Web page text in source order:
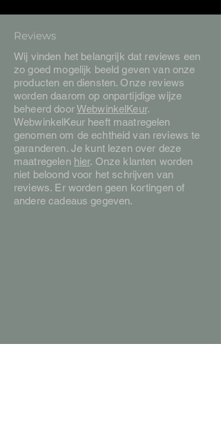
Reviews
Wij vinden het belangrijk dat reviews een
zo goed mogelijk beeld geven van onze
producten en diensten. Onze reviews
worden daarom op onpartijdige wijze
beheerd doorWebwinkelKeur.
WebwinkelKeur heeft maatregelen
genomen om de echtheid van reviews te
garanderen. Je kunt lezen over deze
maatregelen hier. Onze klanten worden
niet beloond voor het schrijven van
reviews. Er worden geen kortingen of
andere cadeaus gegeven.